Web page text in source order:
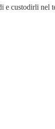
e custodirli nel